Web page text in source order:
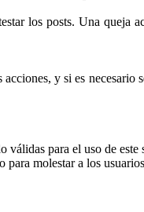
los posts. Una queja
y si es necesario
válidas para el uso de
molestar a los